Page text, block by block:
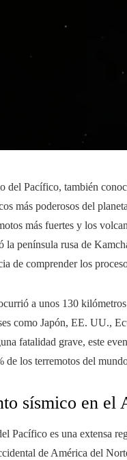
del Pacífico, también
más poderosos del
más fuertes y los
la península rusa de
de comprender los
a unos 130
como Japón, EE. UU.,
fatalidad grave, este
de los terremotos del
sísmico en el
Pacífico es una extensa
de América del